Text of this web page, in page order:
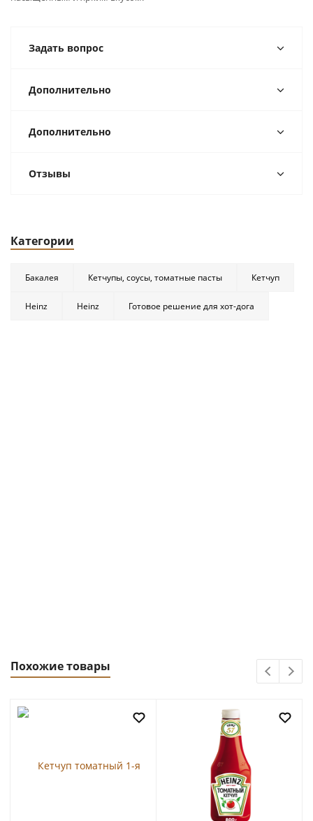
Задать вопрос
Дополнительно
Дополнительно
Отзывы
Категории
Бакалея Кетчупы, соусы, томатные пасты Кетчуп
Heinz Heinz Готовое решение для хот-дога
Похожие товары